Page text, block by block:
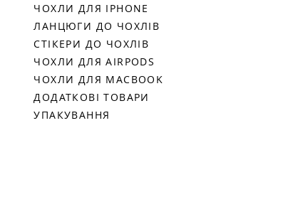
ЧОХЛИ ДЛЯ IPHONE
ЛАНЦЮГИ ДО ЧОХЛІВ
СТІКЕРИ ДО ЧОХЛІВ
ЧОХЛИ ДЛЯ AIRPODS
ЧОХЛИ ДЛЯ MACBOOK
ДОДАТКОВІ ТОВАРИ
УПАКУВАННЯ